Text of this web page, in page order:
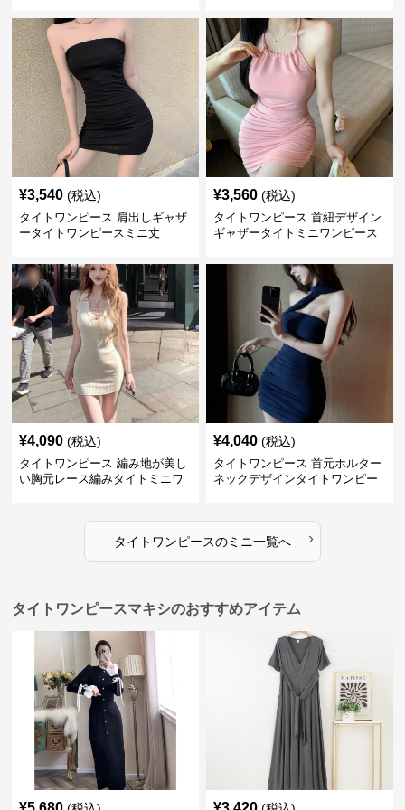
¥3,540 (税込)
タイトワンピース 肩出しギャザ
ータイトワンピースミニ丈
¥3,560 (税込)
タイトワンピース 首紐デザイン
ギャザータイトミニワンピース
¥4,090 (税込)
タイトワンピース 編み地が美し
い胸元レース編みタイトミニワ
¥4,040 (税込)
タイトワンピース 首元ホルター
ネックデザインタイトワンピー
タイトワンピースのミニ一覧へ ›
タイトワンピースマキシのおすすめアイテム